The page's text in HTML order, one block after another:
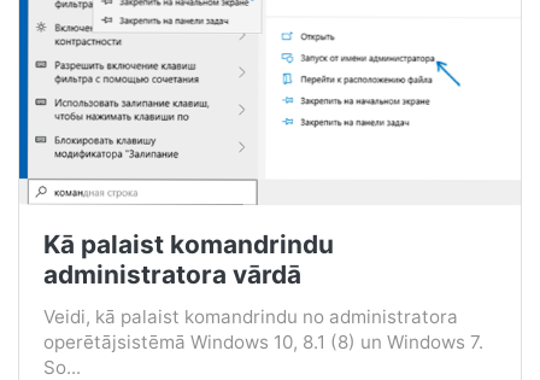
Kā palaist komandrindu
administratora vārdā
Veidi, kā palaist komandrindu no administratora
operētājsistēmā Windows 10, 8.1 (8) un Windows 7.
So...